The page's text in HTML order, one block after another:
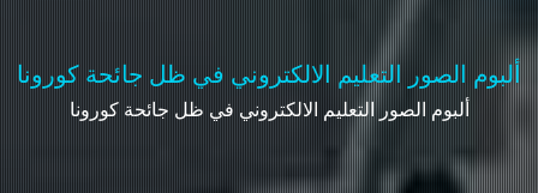
ألبوم الصور التعليم الالكتروني في ظل جائحة كورونا
ألبوم الصور التعليم الالكتروني في ظل جائحة كورونا